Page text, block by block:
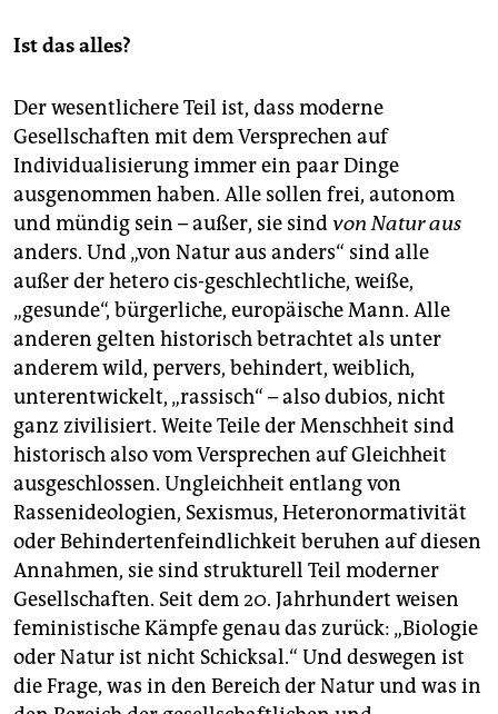
Ist das alles?
Der wesentlichere Teil ist, dass moderne
Gesellschaften mit dem Versprechen auf
Individualisierung immer ein paar Dinge
ausgenommen haben. Alle sollen frei, autonom
und mündig sein – außer, sie sindvon Natur aus
anders. Und „von Natur aus anders“ sind alle
außer der hetero cis-geschlechtliche, weiße,
„gesunde“, bürgerliche, europäische Mann. Alle
anderen gelten historisch betrachtet als unter
anderem wild, pervers, behindert, weiblich,
unterentwickelt, „rassisch“ – also dubios, nicht
ganz zivilisiert. Weite Teile der Menschheit sind
historisch also vom Versprechen auf Gleichheit
ausgeschlossen. Ungleichheit entlang von
Rassenideologien, Sexismus, Heteronormativität
oder Behindertenfeindlichkeit beruhen auf diesen
Annahmen, sie sind strukturell Teil moderner
Gesellschaften. Seit dem 20. Jahrhundert weisen
feministische Kämpfe genau das zurück: „Biologie
oder Natur ist nicht Schicksal.“ Und deswegen ist
die Frage, was in den Bereich der Natur und was in